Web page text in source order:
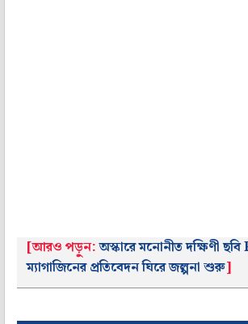
[আরও পড়ুন:অস্কারে মনোনীত দক্ষিণী
ম্যাগাজিনের প্রতিবেদন ঘিরে জল্পনা শুরু]